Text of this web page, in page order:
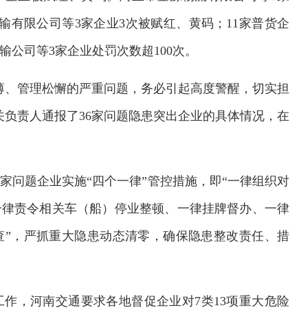
有限公司等3家企业3次被赋红、黄码；11家普货企
公司等3家企业处罚次数超100次。
管理松懈的严重问题，务必引起高度警醒，切实担
责人通报了36家问题隐患突出企业的具体情况，在
问题企业实施“四个一律”管控措施，即“一律组织对
责令相关车（船）停业整顿、一律挂牌督办、一律
，严抓重大隐患动态清零，确保隐患整改责任、措
，河南交通要求各地督促企业对7类13项重大危险